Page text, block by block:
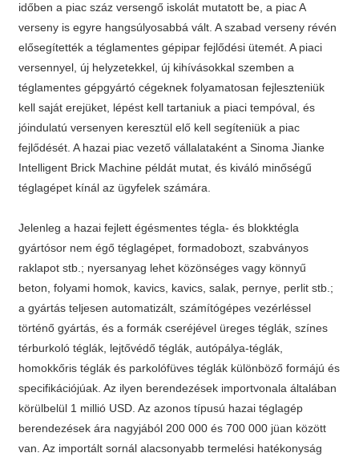
időben a piac száz versengő iskolát mutatott be, a piac A
verseny is egyre hangsúlyosabbá vált. A szabad verseny révén
elősegítették a téglamentes gépipar fejlődési ütemét. A piaci
versennyel, új helyzetekkel, új kihívásokkal szemben a
téglamentes gépgyártó cégeknek folyamatosan fejleszteniük
kell saját erejüket, lépést kell tartaniuk a piaci tempóval, és
jóindulatú versenyen keresztül elő kell segíteniük a piac
fejlődését. A hazai piac vezető vállalataként a Sinoma Jianke
Intelligent Brick Machine példát mutat, és kiváló minőségű
téglagépet kínál az ügyfelek számára.
Jelenleg a hazai fejlett égésmentes tégla- és blokktégla
gyártósor nem égő téglagépet, formadobozt, szabványos
raklapot stb.; nyersanyag lehet közönséges vagy könnyű
beton, folyami homok, kavics, kavics, salak, pernye, perlit stb.;
a gyártás teljesen automatizált, számítógépes vezérléssel
történő gyártás, és a formák cseréjével üreges téglák, színes
térburkoló téglák, lejtővédő téglák, autópálya-téglák,
homokkőris téglák és parkolófüves téglák különböző formájú és
specifikációjúak. Az ilyen berendezések importvonala általában
körülbelül 1 millió USD. Az azonos típusú hazai téglagép
berendezések ára nagyjából 200 000 és 700 000 jüan között
van. Az importált sornál alacsonyabb termelési hatékonyság